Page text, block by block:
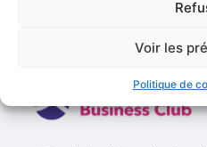
Voir les
Politique de